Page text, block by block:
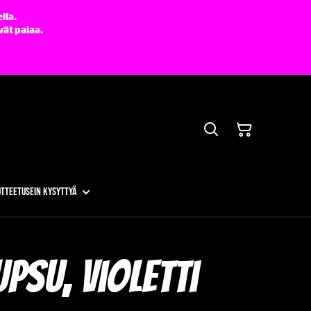
palaa.
Usein kysyttyä
violetti